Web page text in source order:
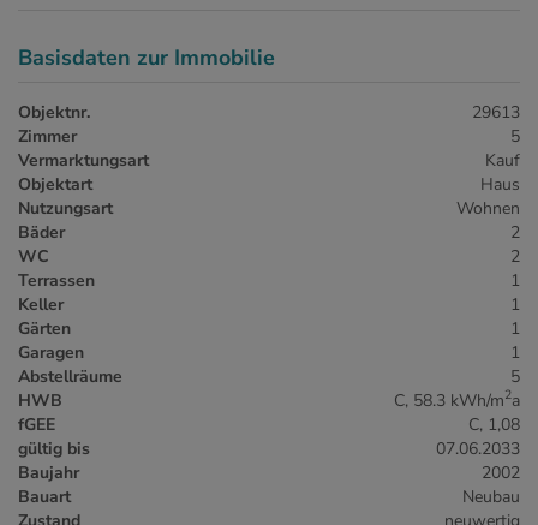
Basisdaten zur Immobilie
Objektnr.
29613
Zimmer
5
Vermarktungsart
Kauf
Objektart
Haus
Nutzungsart
Wohnen
Bäder
2
WC
2
Terrassen
1
Keller
1
Gärten
1
Garagen
1
Abstellräume
5
HWB
C, 58.3 kWh/m2a
fGEE
C, 1,08
gültig bis
07.06.2033
Baujahr
2002
Bauart
Neubau
Zustand
neuwertig